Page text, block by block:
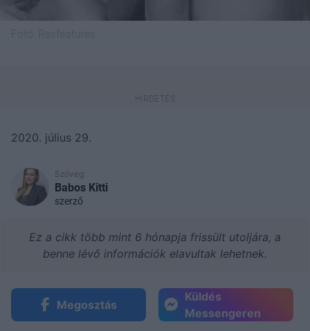
2020. július 29.
Szöveg:
Babos Kitti
szerző
Ez a cikk több mint 6 hónapja frissült utoljára, a
benne lévő információk elavultak lehetnek.
Megosztás
Küldés
Messengeren